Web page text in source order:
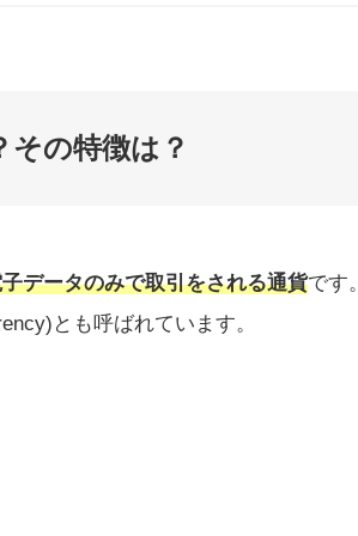
の特徴は？
データのみで取引をされる通貨です。
とも呼ばれています。